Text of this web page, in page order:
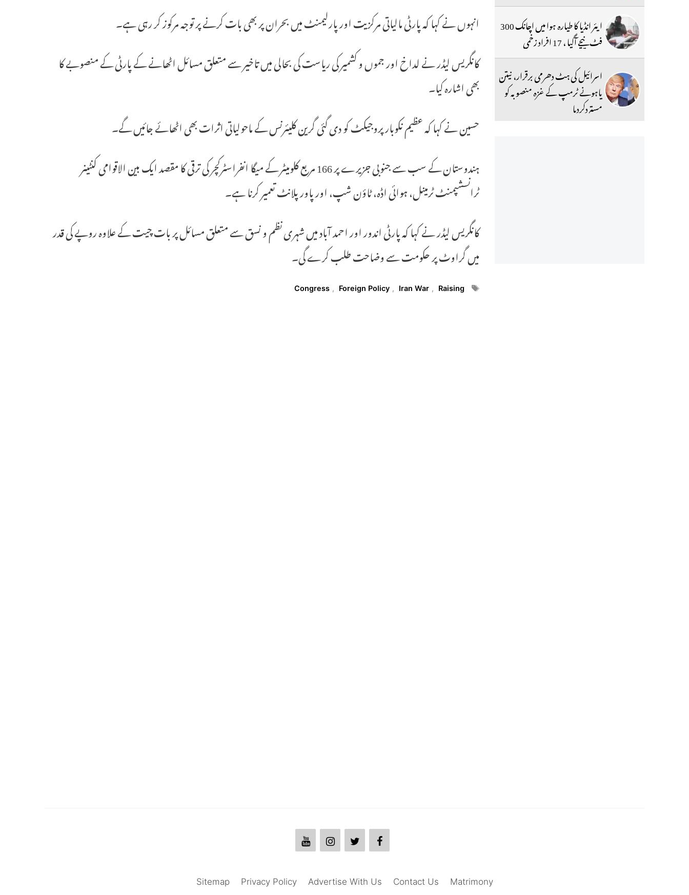
انہوں نے کہا کہ پارٹی مالیاتی مرکزیت اور پارلیمنٹ میں بحران پر بھی بات کرنے پر توجہ مرکوز کر رہی ہے۔
کانگریس لیڈر نے لداخ اور جموں و کشمیر کی ریاست کی بحالی میں تاخیر سے متعلق مسائل اٹھانے کے پارٹی کے منصوبے کا
بھی اشارہ کیا۔
حسین نے کہا کہ عظیم نکوبار پروجیکٹ کو دی گئی گرین کلیئرنس کے ماحولیاتی اثرات بھی اٹھائے جائیں گے۔
ہندوستان کے سب سے جنوبی جزیرے پر 166 مربع کلومیٹر کے میگا انفراسٹرکچر کی ترقی کا مقصد ایک بین الاقوامی کنٹینر
ٹرانسشپمنٹ ٹرمینل، ہوائی اڈہ، ٹاؤن شپ، اور پاور پلانٹ تعمیر کرنا ہے۔
کانگریس لیڈر نے کہا کہ پارٹی اندور اور احمد آباد میں شہری نظم و نسق سے متعلق مسائل پر بات چیت کے علاوہ روپے کی قدر
میں گراوٹ پر حکومت سے وضاحت طلب کرے گی۔
Tags
Congress , Foreign Policy , Iran War , Raising
ایئر انڈیا کا طیارہ ہوا میں اچانک 300
فٹ نیچے آگیا ، 17 افراد زخمی
اسرائیل کی ہٹ دھرمی برقرار، نیتن
یاہونے ٹرمپ کے غزہ منصوبہ کو
مستردکردیا
Matrimony
Contact Us
Advertise With Us
Privacy Policy
Sitemap